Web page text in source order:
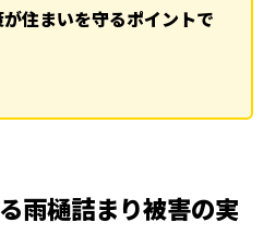
住まいを守るポイントで
雨樋詰まり被害の実